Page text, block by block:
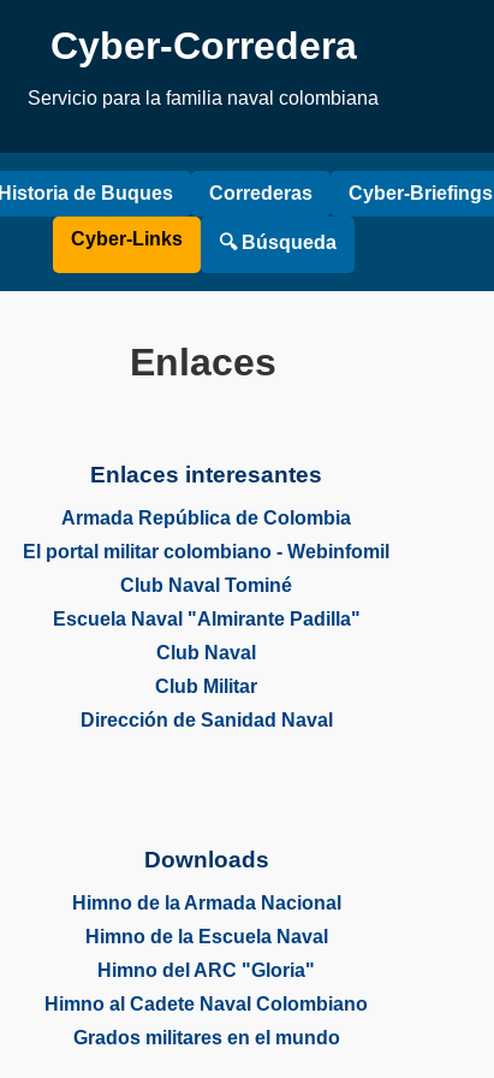
Cyber-Corredera
Servicio para la familia naval colombiana
Historia de Buques Correderas Cyber-Briefings
Cyber-Links 🔍 Búsqueda
Enlaces
Enlaces interesantes
Armada República de Colombia
El portal militar colombiano - Webinfomil
Club Naval Tominé
Escuela Naval "Almirante Padilla"
Club Naval
Club Militar
Dirección de Sanidad Naval
Downloads
Himno de la Armada Nacional
Himno de la Escuela Naval
Himno del ARC "Gloria"
Himno al Cadete Naval Colombiano
Grados militares en el mundo